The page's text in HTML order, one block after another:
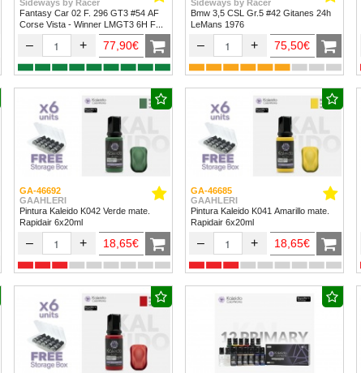
Sideways by Racer
Fantasy Car 02 F. 296 GT3 #54 AF
Corse Vista - Winner LMGT3 6H Fuji
– + 77,90€
Sideways by Racer
Bmw 3,5 CSL Gr.5 #42 Gitanes 24h
LeMans 1976
– + 75,50€
GA-46692
GAAHLERI
Pintura Kaleido K042 Verde mate.
Rapidair 6x20ml
– + 18,65€
GA-46685
GAAHLERI
Pintura Kaleido K041 Amarillo mate.
Rapidair 6x20ml
– + 18,65€